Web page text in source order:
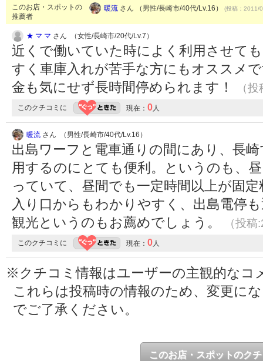
このお店・スポットの
推薦者
暖流 さん （男性/長崎市/40代/Lv.16） (投稿：2011/
★ マ マ さん （女性/長崎市/20代/Lv.7）
近くで働いていた時によく利用させて
すく車庫入れが苦手な方にもオススメ
金も気にせず長時間停められます！
（
このクチコミに 現在： 0人
暖流 さん （男性/長崎市/40代/Lv.16）
出島ワーフと電車通りの間にあり、長
用するのにとても便利。というのも、
っていて、昼間でも一定時間以上が固
入り口からもわかりやすく、出島電停
観光というのもお薦めでしょう。
（投
このクチコミに 現在： 0人
※クチコミ情報はユーザーの主観的なコ
これらは投稿時の情報のため、変更に
でご了承ください。
このお店・スポットのク